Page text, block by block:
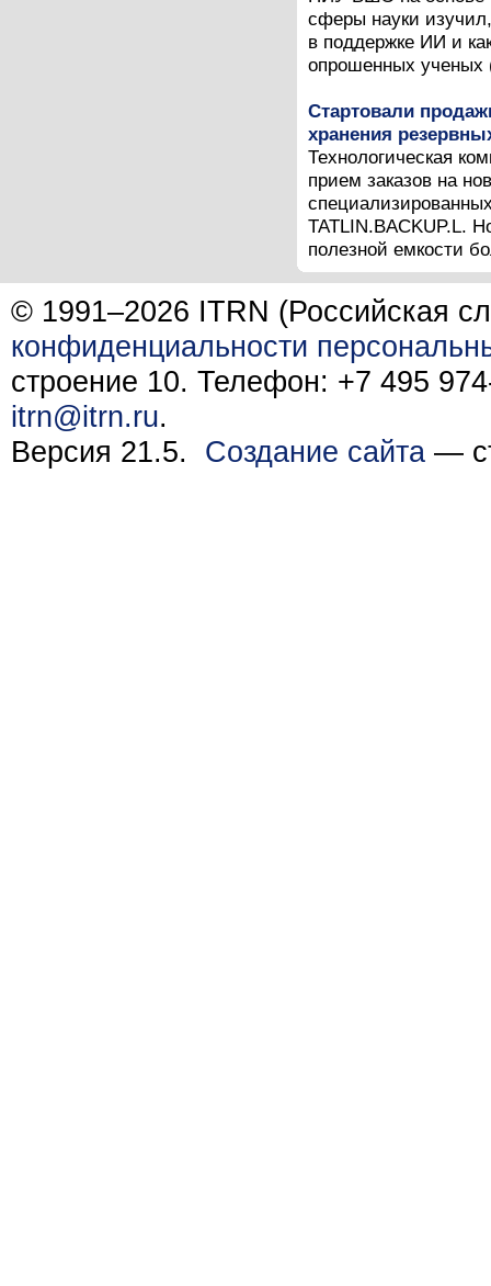
сферы науки
в поддержке ИИ и
опрошенных ученых
Стартовали
хранения
Технологическая
прием заказов на
TATLIN.BACKUP.L.
полезной емкости
© 1991–2026 ITRN (Российская
конфиденциальности
строение 10. Телефон: +7 495
itrn@itrn.ru.
Версия 21.5. Создание сайта —